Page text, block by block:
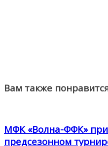
Вам также
МФК «Волна-ФФК»
предсезонном